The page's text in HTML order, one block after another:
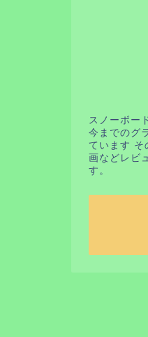
スノーボー
今までのグ
ています そ
画などレビ
す。